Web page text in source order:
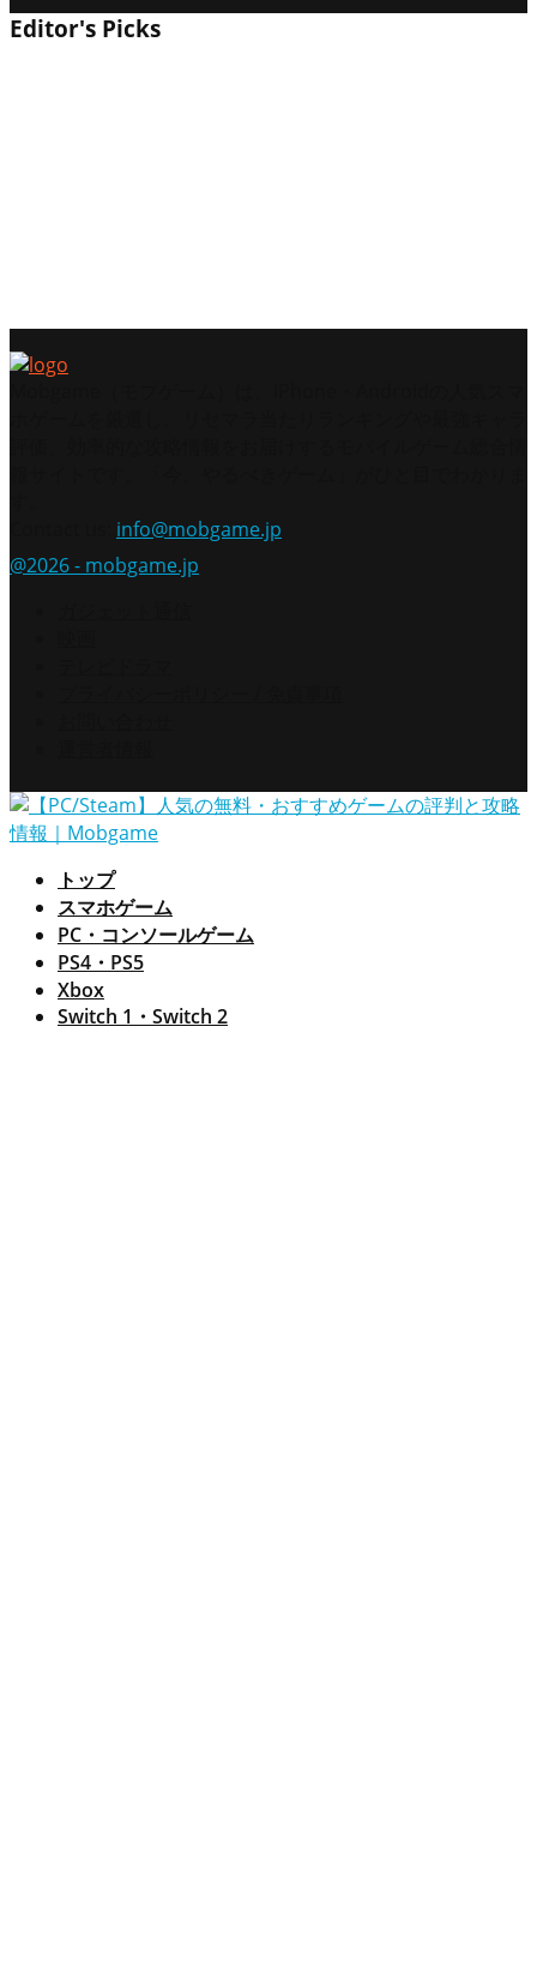
Editor's Picks
info@mobgame.jp
@2026 - mobgame.jp
トップ
スマホゲーム
PC・コンソールゲーム
PS4・PS5
Xbox
Switch 1・Switch 2